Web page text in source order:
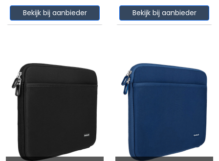
Bekijk bij aanbieder Bekijk bij aanbieder